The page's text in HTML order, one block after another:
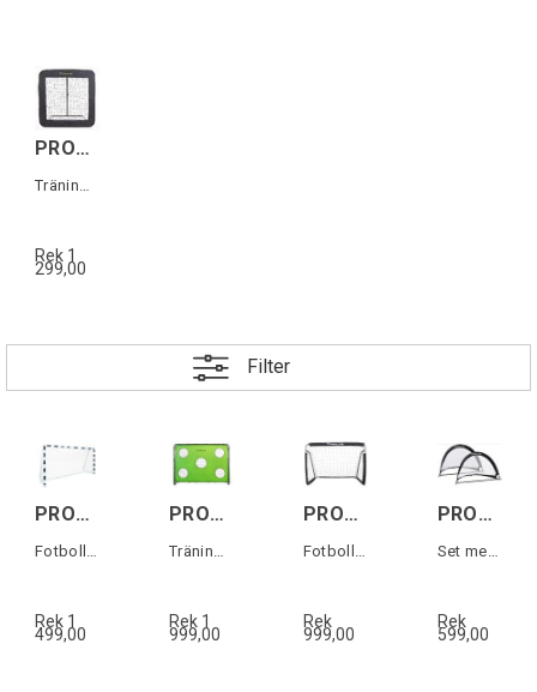
PROLINE Rebounder Pro 84x84 cm
Rek 1
299,00
Filter
PROLINE Soccer Goal 300cm
Rek 1
499,00
PROLINE Steel Goal w/target 400cm
Rek 1
999,00
PROLINE Fotbollsmål i stål 150cm
Rek
999,00
PROLINE Pop Up Goal 2-p
Rek
599,00